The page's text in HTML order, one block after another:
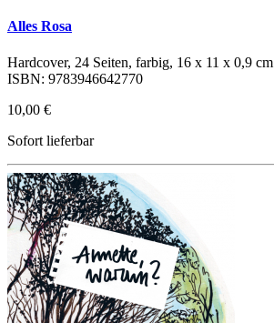
Alles Rosa
Hardcover, 24 Seiten, farbig, 16 x 11 x 0,9 cm
ISBN: 9783946642770
10,00 €
Sofort lieferbar